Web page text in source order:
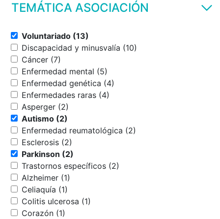
TEMÁTICA ASOCIACIÓN
Voluntariado (13)
Discapacidad y minusvalía (10)
Cáncer (7)
Enfermedad mental (5)
Enfermedad genética (4)
Enfermedades raras (4)
Asperger (2)
Autismo (2)
Enfermedad reumatológica (2)
Esclerosis (2)
Parkinson (2)
Trastornos específicos (2)
Alzheimer (1)
Celiaquía (1)
Colitis ulcerosa (1)
Corazón (1)